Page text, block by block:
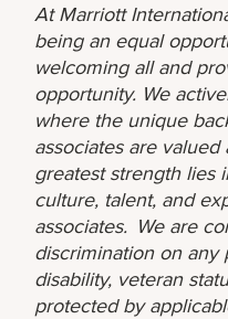
At Marriott
being an equal
welcoming all and
opportunity. We
where the unique
associates are
greatest strength lies
culture, talent, and
associates. We are
discrimination on any
disability, veteran
protected by